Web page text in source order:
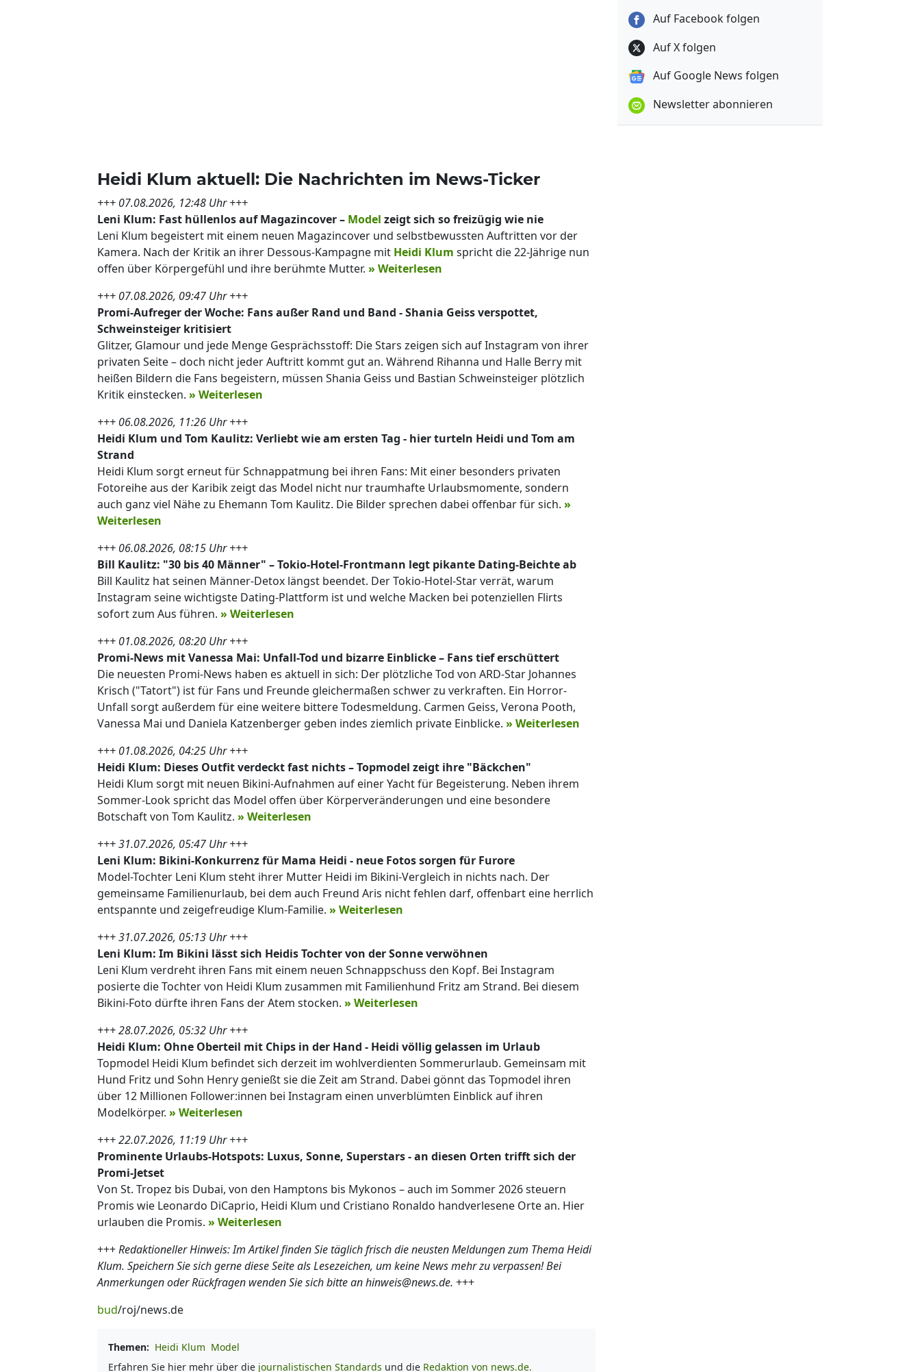
Heidi Klum aktuell: Die Nachrichten im News-Ticker
+++ 07.08.2026, 12:48 Uhr +++
Leni Klum: Fast hüllenlos auf Magazincover – Model zeigt sich so freizügig wie nie
Leni Klum begeistert mit einem neuen Magazincover und selbstbewussten Auftritten vor der
Kamera. Nach der Kritik an ihrer Dessous-Kampagne mit Heidi Klum spricht die 22-Jährige nun
offen über Körpergefühl und ihre berühmte Mutter. » Weiterlesen
+++ 07.08.2026, 09:47 Uhr +++
Promi-Aufreger der Woche: Fans außer Rand und Band - Shania Geiss verspottet,
Schweinsteiger kritisiert
Glitzer, Glamour und jede Menge Gesprächsstoff: Die Stars zeigen sich auf Instagram von ihrer
privaten Seite – doch nicht jeder Auftritt kommt gut an. Während Rihanna und Halle Berry mit
heißen Bildern die Fans begeistern, müssen Shania Geiss und Bastian Schweinsteiger plötzlich
Kritik einstecken. » Weiterlesen
+++ 06.08.2026, 11:26 Uhr +++
Heidi Klum und Tom Kaulitz: Verliebt wie am ersten Tag - hier turteln Heidi und Tom am
Strand
Heidi Klum sorgt erneut für Schnappatmung bei ihren Fans: Mit einer besonders privaten
Fotoreihe aus der Karibik zeigt das Model nicht nur traumhafte Urlaubsmomente, sondern
auch ganz viel Nähe zu Ehemann Tom Kaulitz. Die Bilder sprechen dabei offenbar für sich. »
Weiterlesen
+++ 06.08.2026, 08:15 Uhr +++
Bill Kaulitz: "30 bis 40 Männer" – Tokio-Hotel-Frontmann legt pikante Dating-Beichte ab
Bill Kaulitz hat seinen Männer-Detox längst beendet. Der Tokio-Hotel-Star verrät, warum
Instagram seine wichtigste Dating-Plattform ist und welche Macken bei potenziellen Flirts
sofort zum Aus führen. » Weiterlesen
+++ 01.08.2026, 08:20 Uhr +++
Promi-News mit Vanessa Mai: Unfall-Tod und bizarre Einblicke – Fans tief erschüttert
Die neuesten Promi-News haben es aktuell in sich: Der plötzliche Tod von ARD-Star Johannes
Krisch ("Tatort") ist für Fans und Freunde gleichermaßen schwer zu verkraften. Ein Horror-
Unfall sorgt außerdem für eine weitere bittere Todesmeldung. Carmen Geiss, Verona Pooth,
Vanessa Mai und Daniela Katzenberger geben indes ziemlich private Einblicke. » Weiterlesen
+++ 01.08.2026, 04:25 Uhr +++
Heidi Klum: Dieses Outfit verdeckt fast nichts – Topmodel zeigt ihre "Bäckchen"
Heidi Klum sorgt mit neuen Bikini-Aufnahmen auf einer Yacht für Begeisterung. Neben ihrem
Sommer-Look spricht das Model offen über Körperveränderungen und eine besondere
Botschaft von Tom Kaulitz. » Weiterlesen
+++ 31.07.2026, 05:47 Uhr +++
Leni Klum: Bikini-Konkurrenz für Mama Heidi - neue Fotos sorgen für Furore
Model-Tochter Leni Klum steht ihrer Mutter Heidi im Bikini-Vergleich in nichts nach. Der
gemeinsame Familienurlaub, bei dem auch Freund Aris nicht fehlen darf, offenbart eine herrlich
entspannte und zeigefreudige Klum-Familie. » Weiterlesen
+++ 31.07.2026, 05:13 Uhr +++
Leni Klum: Im Bikini lässt sich Heidis Tochter von der Sonne verwöhnen
Leni Klum verdreht ihren Fans mit einem neuen Schnappschuss den Kopf. Bei Instagram
posierte die Tochter von Heidi Klum zusammen mit Familienhund Fritz am Strand. Bei diesem
Bikini-Foto dürfte ihren Fans der Atem stocken. » Weiterlesen
+++ 28.07.2026, 05:32 Uhr +++
Heidi Klum: Ohne Oberteil mit Chips in der Hand - Heidi völlig gelassen im Urlaub
Topmodel Heidi Klum befindet sich derzeit im wohlverdienten Sommerurlaub. Gemeinsam mit
Hund Fritz und Sohn Henry genießt sie die Zeit am Strand. Dabei gönnt das Topmodel ihren
über 12 Millionen Follower:innen bei Instagram einen unverblümten Einblick auf ihren
Modelkörper. » Weiterlesen
+++ 22.07.2026, 11:19 Uhr +++
Prominente Urlaubs-Hotspots: Luxus, Sonne, Superstars - an diesen Orten trifft sich der
Promi-Jetset
Von St. Tropez bis Dubai, von den Hamptons bis Mykonos – auch im Sommer 2026 steuern
Promis wie Leonardo DiCaprio, Heidi Klum und Cristiano Ronaldo handverlesene Orte an. Hier
urlauben die Promis. » Weiterlesen
+++Redaktioneller Hinweis: Im Artikel finden Sie täglich frisch die neusten Meldungen zum Thema Heidi
Klum. Speichern Sie sich gerne diese Seite als Lesezeichen, um keine News mehr zu verpassen! Bei
Anmerkungen oder Rückfragen wenden Sie sich bitte an hinweis@news.de. +++
bud/roj/news.de
Themen: Heidi Klum Model
Erfahren Sie hier mehr über die journalistischen Standards und die Redaktion von news.de.
Auf Facebook folgen
Auf X folgen
Auf Google News folgen
Newsletter abonnieren